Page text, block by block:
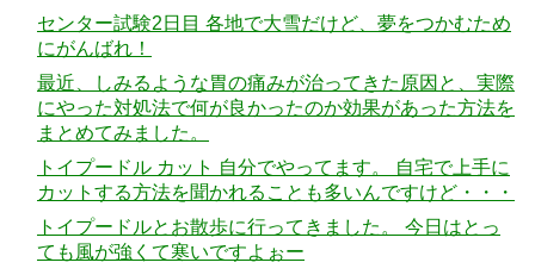
センター試験2日目 各地で大雪だけど、夢をつかむため
にがんばれ！
最近、しみるような胃の痛みが治ってきた原因と、実際
にやった対処法で何が良かったのか効果があった方法を
まとめてみました。
トイプードル カット 自分でやってます。 自宅で上手に
カットする方法を聞かれることも多いんですけど・・・
トイプードルとお散歩に行ってきました。 今日はとっ
ても風が強くて寒いですよぉー